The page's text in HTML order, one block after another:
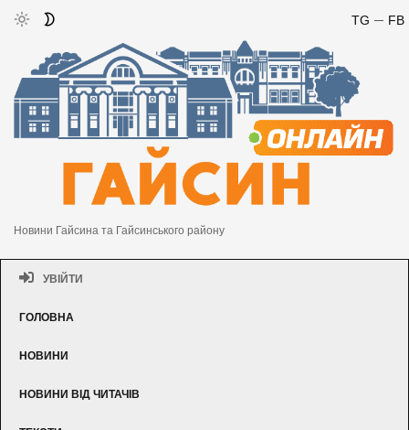
FB
TG
Новини Гайсина та Гайсинського району
УВІЙТИ
ГОЛОВНА
НОВИНИ
НОВИНИ ВІД ЧИТАЧІВ